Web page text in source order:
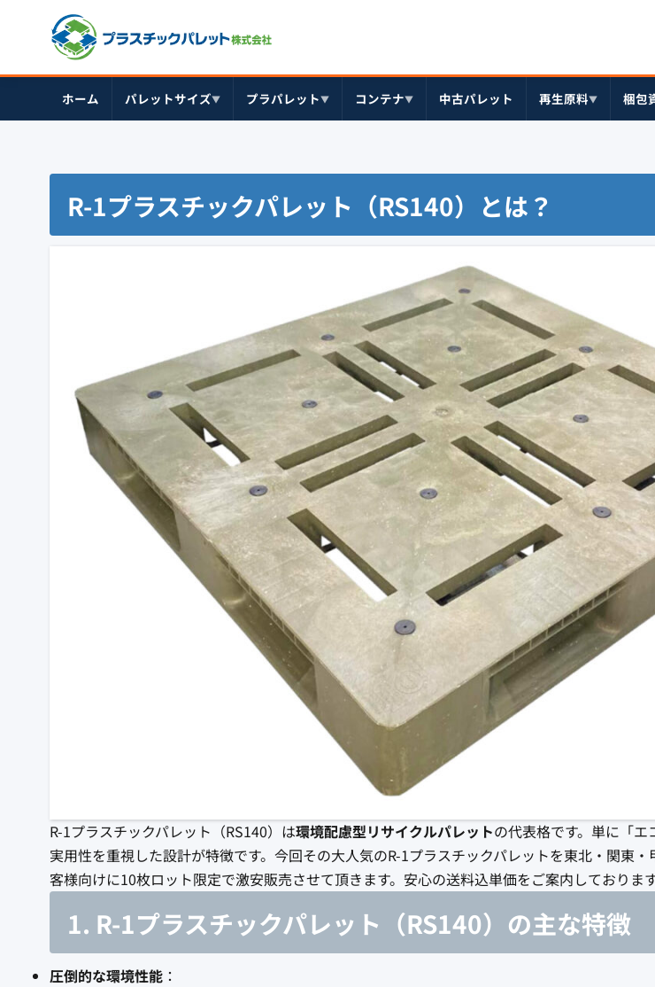
ホーム パレットサイズ▼ プラパレット▼ コンテナ▼ 中古パレット 再生原料▼ 梱包
R-1プラスチックパレット（RS140）とは？
R-1プラスチックパレット（RS140）は環境配慮型リサイクルパレットの代表格です。単に「
実用性を重視した設計が特徴です。今回その大人気のR-1プラスチックパレットを東北・関東
客様向けに10枚ロット限定で激安販売させて頂きます。安心の送料込単価をご案内しておりま
1. R-1プラスチックパレット（RS140）の主な特徴
圧倒的な環境性能 ：